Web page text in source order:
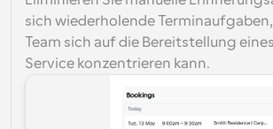
sich wiederholende
Team sich auf die Bereitstellung
Service konzentrieren kann.